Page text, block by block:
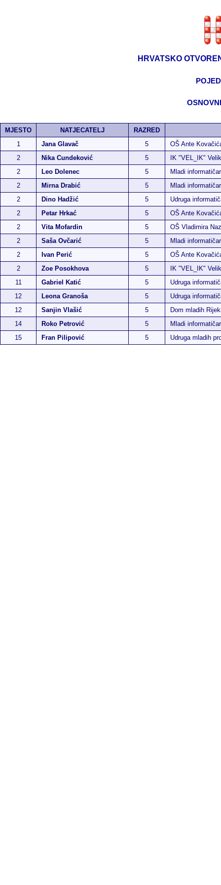
HRVATSKO
MJESTO NATJECATELJ
RAZRED
1
Jana Glavač 5
OŠ Ante
2
Nika Cundeković 5
IK "VEL_IK"
2
Leo Dolenec 5
Mladi
2
Mirna Drabić 5
Mladi
2
Dino Hadžić 5
Udruga
2
Petar Hrkać 5
OŠ Ante
2
Vita Mofardin 5
OŠ Vladimira
2
Saša Ovčarić 5
Mladi
2
Ivan Perić 5
OŠ Ante
2
Zoe Posokhova 5
IK "VEL_IK"
11
Gabriel Katić 5
Udruga
12
Leona Granoša 5
Udruga
12
Sanjin Vlašić 5
Dom mladih
14
Roko Petrović 5
Mladi
15
Fran Pilipović 5 Udruga mladih